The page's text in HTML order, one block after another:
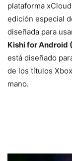
plataforma
edición especial
diseñada para
Kishi for Android
está diseñado
de los títulos
mano.